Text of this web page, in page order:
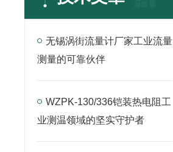
无锡涡街流量计厂家工业流量
测量的可靠伙伴
WZPK-130/336铠装热电阻工
业测温领域的坚实守护者